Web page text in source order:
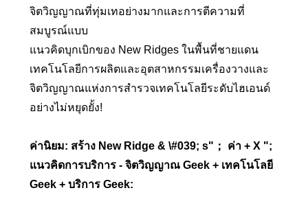
จิตวิญญาณที่ทุ่มเทอย่างมากและการตีความที่
สมบูรณ์แบบ
แนวคิดบุกเบิกของ New Ridges ในพื้นที่ชายแดน
เทคโนโลยีการผลิตและอุตสาหกรรมเครื่องวางและ
จิตวิญญาณแห่งการสำรวจเทคโนโลยีระดับไฮเอนด์
อย่างไม่หยุดยั้ง!
ค่านิยม: สร้าง New Ridge & \#039; s"； ค่า + X ";
แนวคิดการบริการ - จิตวิญญาณ Geek + เทคโนโลยี
Geek + บริการ Geek: